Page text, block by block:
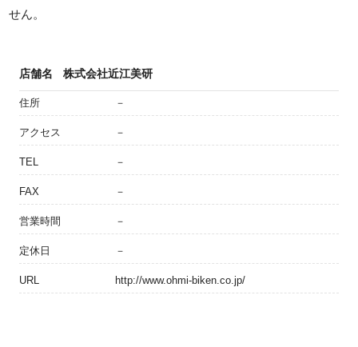
せん。
店舗名 株式会社近江美研
住所 －
アクセス －
TEL －
FAX －
営業時間 －
定休日 －
URL http://www.ohmi-biken.co.jp/